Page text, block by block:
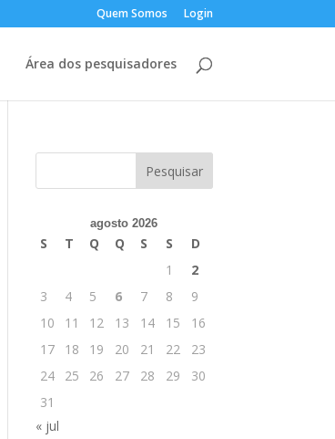
Quem Somos Login
Área dos pesquisadores
agosto 2026
S T Q Q S S
D
1
2
3
4 5 6 7 8
9
10
11 12 13 14 15
16
17
18 19 20 21 22
23
24
25 26 27 28 29
30
31
« jul